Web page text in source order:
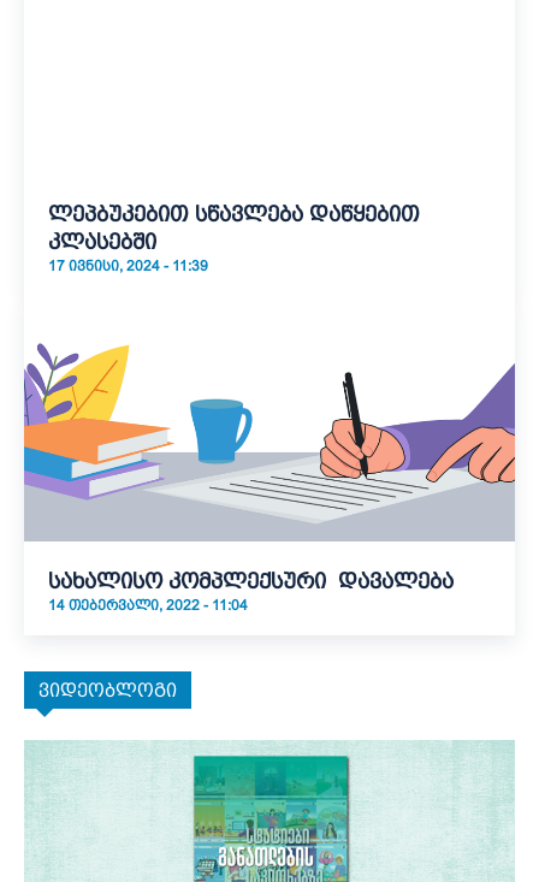
ლეპბუკებით სწავლება დაწყებით
კლასებში
17 ᲘᲕᲜᲘᲡᲘ, 2024 - 11:39
სახალისო კომპლექსური დავალება
14 ᲗᲔᲑᲔᲠᲕᲐᲚᲘ, 2022 - 11:04
ვიდეობლოგი